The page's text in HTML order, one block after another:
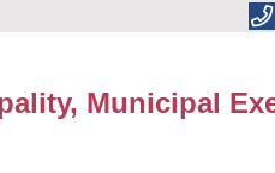
Municipal